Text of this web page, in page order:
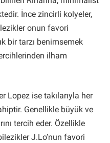
İnce zincirli kolyeler,
onun favori
bir tarzı benimsemek
ilham
Lopez ise takılarıyla her
Genellikle büyük ve
tercih eder. Özellikle
J.Lo’nun favori